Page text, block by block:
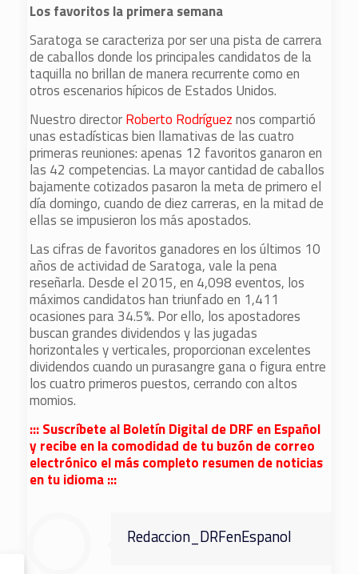
Los favoritos la primera semana
Saratoga se caracteriza por ser una pista de carrera
de caballos donde los principales candidatos de la
taquilla no brillan de manera recurrente como en
otros escenarios hípicos de Estados Unidos.
Nuestro directorRoberto Rodrígueznos compartió
unas estadísticas bien llamativas de las cuatro
primeras reuniones: apenas 12 favoritos ganaron en
las 42 competencias. La mayor cantidad de caballos
bajamente cotizados pasaron la meta de primero el
día domingo, cuando de diez carreras, en la mitad de
ellas se impusieron los más apostados.
Las cifras de favoritos ganadores en los últimos 10
años de actividad de Saratoga, vale la pena
reseñarla. Desde el 2015, en 4,098 eventos, los
máximos candidatos han triunfado en 1,411
ocasiones para 34.5%. Por ello, los apostadores
buscan grandes dividendos y las jugadas
horizontales y verticales, proporcionan excelentes
dividendos cuando un purasangre gana o figura entre
los cuatro primeros puestos, cerrando con altos
momios.
::: Suscríbete al Boletín Digital de DRF en Español
y recibe en la comodidad de tu buzón de correo
electrónico el más completo resumen de noticias
en tu idioma :::
Redaccion_DRFenEspanol